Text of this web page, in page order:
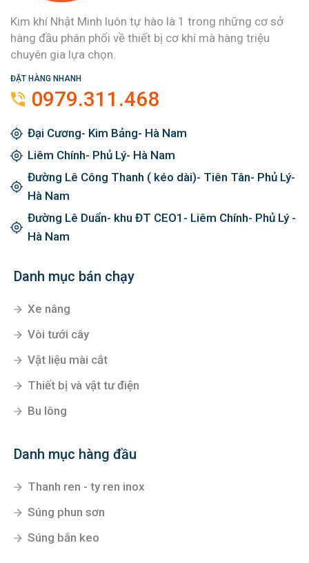
Kim khí Nhật Minh luôn tự hào là 1 trong những cơ sở
hàng đầu phân phối về thiết bị cơ khí mà hàng triệu
chuyên gia lựa chọn.
ĐẶT HÀNG NHANH
0979.311.468
Đại Cương- Kim Bảng- Hà Nam
Liêm Chính- Phủ Lý- Hà Nam
Đường Lê Công Thanh ( kéo dài)- Tiên Tân- Phủ Lý-
Hà Nam
Đường Lê Duẩn- khu ĐT CEO1- Liêm Chính- Phủ Lý -
Hà Nam
Danh mục bán chạy
Xe nâng
Vòi tưới cây
Vật liệu mài cắt
Thiết bị và vật tư điện
Bu lông
Danh mục hàng đầu
Thanh ren - ty ren inox
Súng phun sơn
Súng bắn keo